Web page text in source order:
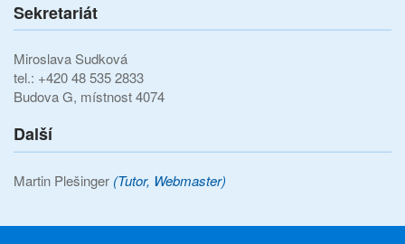
Sekretariát
Miroslava Sudková
tel.: +420 48 535 2833
Budova G, místnost 4074
Další
Martin Plešinger (Tutor, Webmaster)